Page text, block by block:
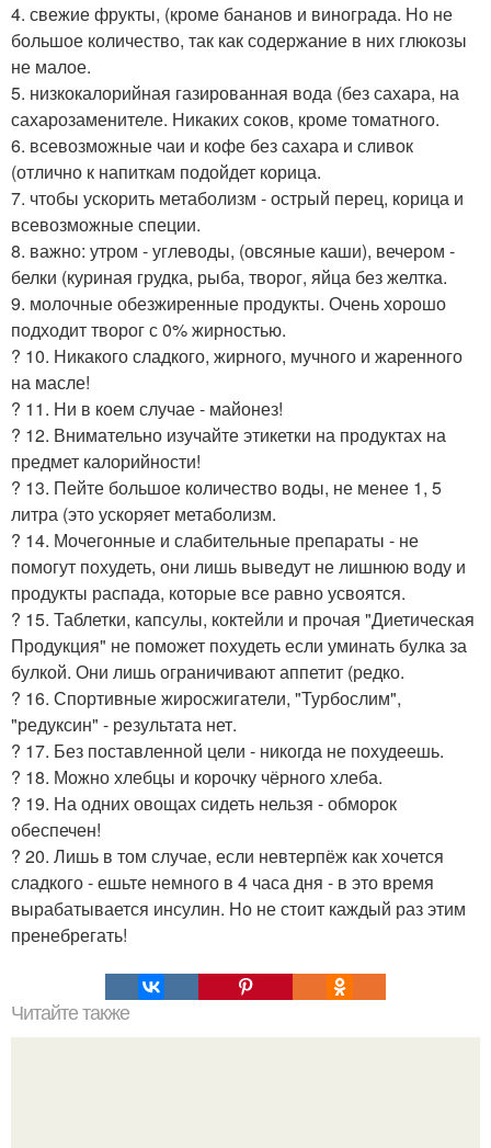
4. свежие фрукты, (кроме бананов и винограда. Но не
большое количество, так как содержание в них глюкозы
не малое.
5. низкокалорийная газированная вода (без сахара, на
сахарозаменителе. Никаких соков, кроме томатного.
6. всевозможные чаи и кофе без сахара и сливок
(отлично к напиткам подойдет корица.
7. чтобы ускорить метаболизм - острый перец, корица и
всевозможные специи.
8. важно: утром - углеводы, (овсяные каши), вечером -
белки (куриная грудка, рыба, творог, яйца без желтка.
9. молочные обезжиренные продукты. Очень хорошо
подходит творог с 0% жирностью.
? 10. Никакого сладкого, жирного, мучного и жаренного
на масле!
? 11. Ни в коем случае - майонез!
? 12. Внимательно изучайте этикетки на продуктах на
предмет калорийности!
? 13. Пейте большое количество воды, не менее 1, 5
литра (это ускоряет метаболизм.
? 14. Мочегонные и слабительные препараты - не
помогут похудеть, они лишь выведут не лишнюю воду и
продукты распада, которые все равно усвоятся.
? 15. Таблетки, капсулы, коктейли и прочая "Диетическая
Продукция" не поможет похудеть если уминать булка за
булкой. Они лишь ограничивают аппетит (редко.
? 16. Спортивные жиросжигатели, "Турбослим",
"редуксин" - результата нет.
? 17. Без поставленной цели - никогда не похудеешь.
? 18. Можно хлебцы и корочку чёрного хлеба.
? 19. На одних овощах сидеть нельзя - обморок
обеспечен!
? 20. Лишь в том случае, если невтерпёж как хочется
сладкого - ешьте немного в 4 часа дня - в это время
вырабатывается инсулин. Но не стоит каждый раз этим
пренебрегать!
Читайте также